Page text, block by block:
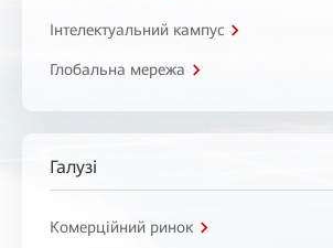
Інтелектуальний кампус
Глобальна мережа
Галузі
Комерційний ринок